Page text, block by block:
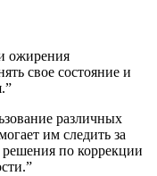
ожирения
свое состояние и
различных
им следить за
по коррекции